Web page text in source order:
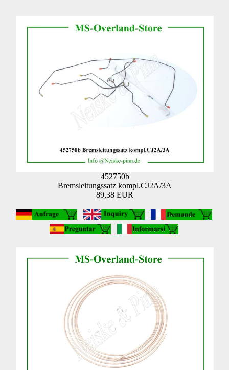
452750b
Bremsleitungssatz kompl.CJ2A/3A
89,38 EUR